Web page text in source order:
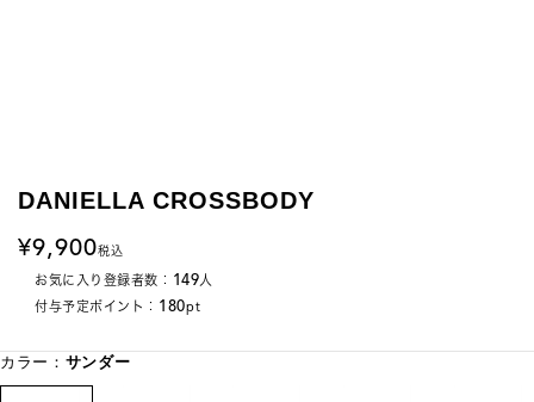
DANIELLA CROSSBODY
9,900税込
お気に入り登録者数： 149人
付与予定ポイント： 180pt
カラー： サンダー